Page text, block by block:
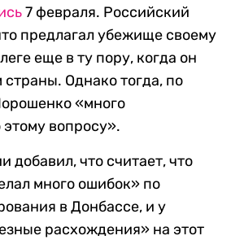
7 февраля. Российский
предлагал убежище своему
еще в ту пору, когда он
Однако тогда, по
«много
вопросу».
добавил, что считает, что
много ошибок» по
в Донбассе, и у
расхождения» на этот